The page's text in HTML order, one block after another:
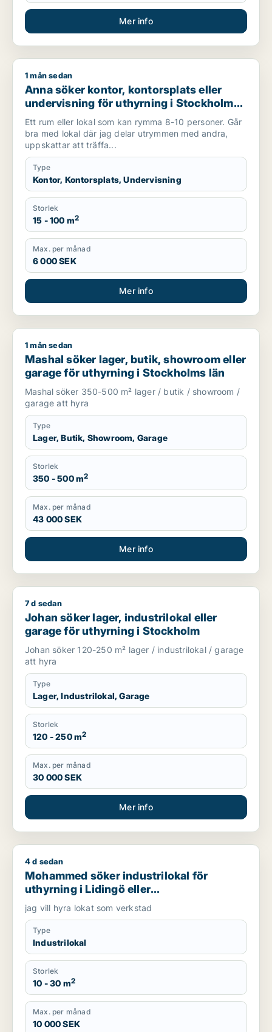
Mer info
Anna söker kontor, kontorsplats eller undervisning för
1 mån sedan
Anna söker kontor, kontorsplats eller
undervisning för uthyrning i Stockholm
Innerstad, Kungsholmen eller Vasastan
m.fl.
Ett rum eller lokal som kan rymma 8-10 personer. Går
bra med lokal där jag delar utrymmen med andra,
uppskattar att träffa...
Type
Kontor, Kontorsplats, Undervisning
Storlek
15 - 100 m2
Max. per månad
6 000 SEK
Mer info
Mashal söker lager, butik, showroom eller garage för
1 mån sedan
Mashal söker lager, butik, showroom eller
garage för uthyrning i Stockholms län
Mashal söker 350-500 m² lager / butik / showroom /
garage att hyra
Type
Lager, Butik, Showroom, Garage
Storlek
350 - 500 m2
Max. per månad
43 000 SEK
Mer info
Johan söker lager, industrilokal eller garage för uthyrning i
7 d sedan
Johan söker lager, industrilokal eller
garage för uthyrning i Stockholm
Johan söker 120-250 m² lager / industrilokal / garage
att hyra
Type
Lager, Industrilokal, Garage
Storlek
120 - 250 m2
Max. per månad
30 000 SEK
Mer info
Mohammed söker industrilokal för uthyrning i Lidingö eller
4 d sedan
Mohammed söker industrilokal för
uthyrning i Lidingö eller
Gärdet/Djurgården
jag vill hyra lokat som verkstad
Type
Industrilokal
Storlek
10 - 30 m2
Max. per månad
10 000 SEK